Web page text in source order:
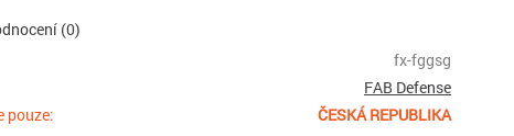
(0)
fx-fggsg
FAB Defense
pouze:
ČESKÁ REPUBLIKA